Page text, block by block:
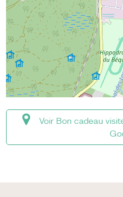
Voir Bon cadeau